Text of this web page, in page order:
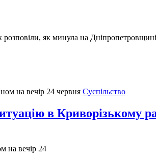
розповіли, як минула на
Суспільство
в Криворізькому
на вечір 24